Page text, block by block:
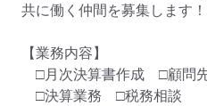
共に働く仲間を募集します！
【業務内容】
□月次決算書作成　□顧問
□決算業務　□税務相談